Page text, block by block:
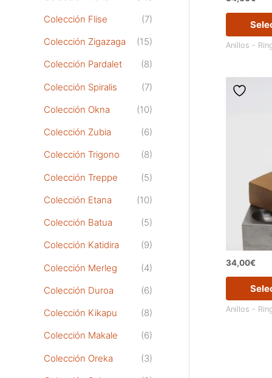
Colección Flise
(7)
Colección Zigazaga
(15)
Colección Pardalet
(8)
Colección Spiralis
(7)
Colección Okna
(10)
Colección Zubia
(6)
Colección Trigono
(8)
Colección Treppe
(5)
Colección Etana
(10)
Colección Batua
(5)
Colección Katidira
(9)
Colección Merleg
(4)
Colección Duroa
(6)
Colección Kikapu
(8)
Colección Makale
(6)
Colección Oreka
(3)
Anillos -
34,00€
Anillos -